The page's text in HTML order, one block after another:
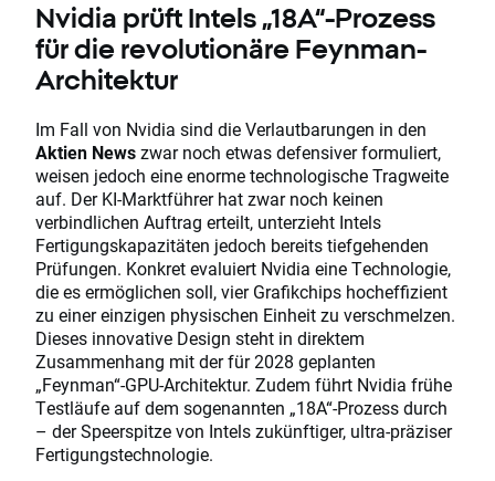
Nvidia prüft Intels „18A“-Prozess
für die revolutionäre Feynman-
Architektur
Im Fall von Nvidia sind die Verlautbarungen in den
Aktien Newszwar noch etwas defensiver formuliert,
weisen jedoch eine enorme technologische Tragweite
auf. Der KI-Marktführer hat zwar noch keinen
verbindlichen Auftrag erteilt, unterzieht Intels
Fertigungskapazitäten jedoch bereits tiefgehenden
Prüfungen. Konkret evaluiert Nvidia eine Technologie,
die es ermöglichen soll, vier Grafikchips hocheffizient
zu einer einzigen physischen Einheit zu verschmelzen.
Dieses innovative Design steht in direktem
Zusammenhang mit der für 2028 geplanten
„Feynman“-GPU-Architektur. Zudem führt Nvidia frühe
Testläufe auf dem sogenannten „18A“-Prozess durch
– der Speerspitze von Intels zukünftiger, ultra-präziser
Fertigungstechnologie.